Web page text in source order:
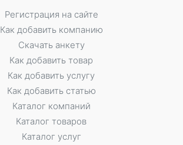
Регистрация на сайте
Как добавить компанию
Скачать анкету
Как добавить товар
Как добавить услугу
Как добавить статью
Каталог компаний
Каталог товаров
Каталог услуг